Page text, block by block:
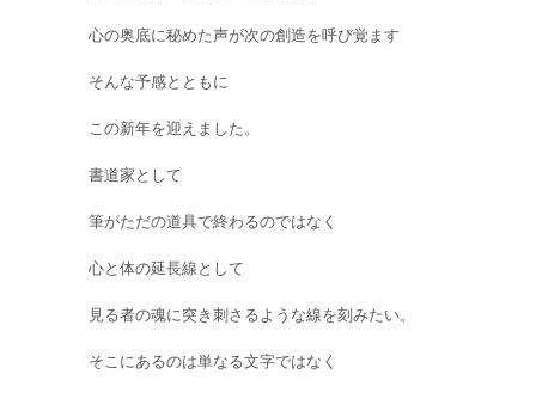
心の奥底に秘めた声が次の創造を呼び覚ます
そんな予感とともに
この新年を迎えました。
書道家として
筆がただの道具で終わるのではなく
心と体の延長線として
見る者の魂に突き刺さるような線を刻みたい。
そこにあるのは単なる文字ではなく